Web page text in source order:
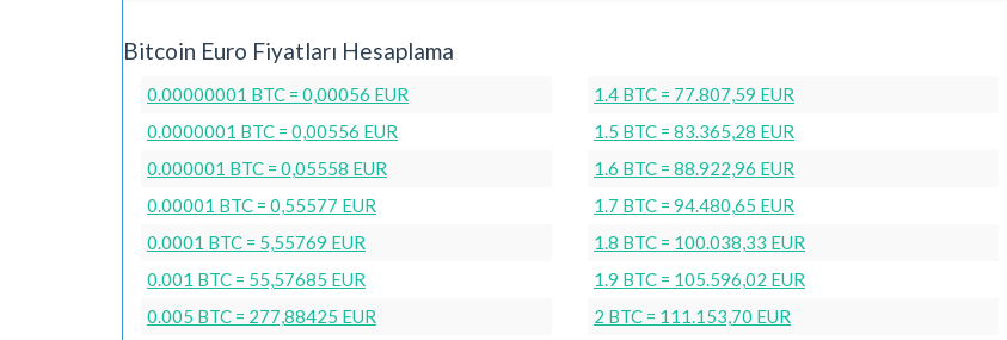
Bitcoin Euro Fiyatları Hesaplama
0.00000001 BTC = 0,00056 EUR
0.0000001 BTC = 0,00556 EUR
0.000001 BTC = 0,05558 EUR
0.00001 BTC = 0,55577 EUR
0.0001 BTC = 5,55769 EUR
0.001 BTC = 55,57685 EUR
0.005 BTC = 277,88425 EUR
1.4 BTC = 77.807,59 EUR
1.5 BTC = 83.365,28 EUR
1.6 BTC = 88.922,96 EUR
1.7 BTC = 94.480,65 EUR
1.8 BTC = 100.038,33 EUR
1.9 BTC = 105.596,02 EUR
2 BTC = 111.153,70 EUR